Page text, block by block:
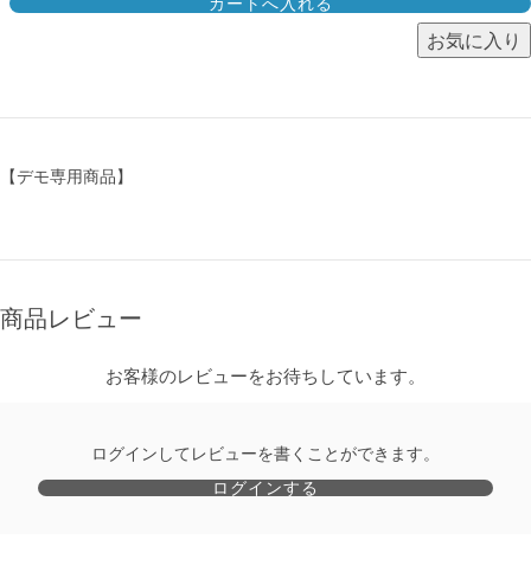
【デモ専用商品】
商品レビュー
お客様のレビューをお待ちしています。
ログインしてレビューを書くことができます。
ログインする